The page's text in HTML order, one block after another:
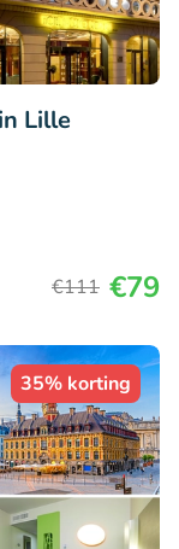
Lille
€111 €79
35% korting